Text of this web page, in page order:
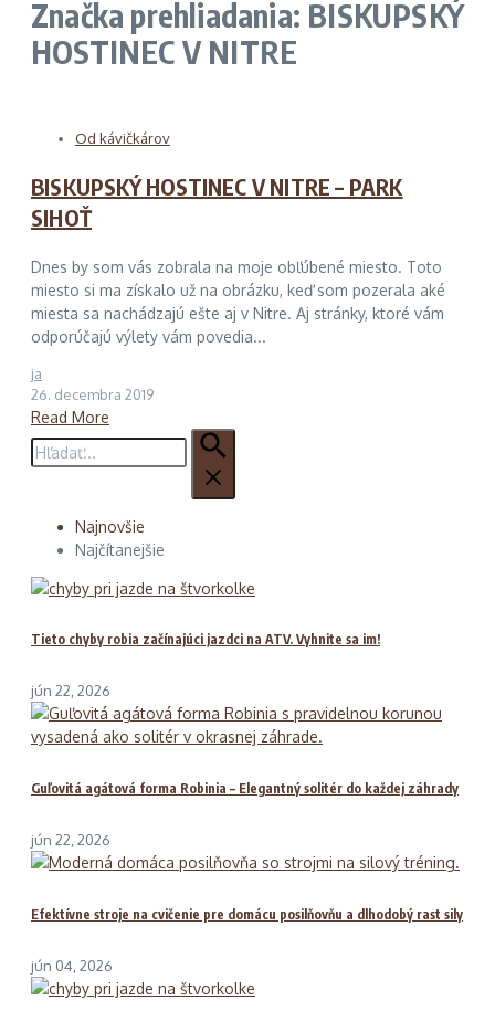
Značka prehliadania: BISKUPSKÝ
HOSTINEC V NITRE
Od kávičkárov
BISKUPSKÝ HOSTINEC V NITRE – PARK
SIHOŤ
Dnes by som vás zobrala na moje obľúbené miesto. Toto
miesto si ma získalo už na obrázku, keď som pozerala aké
miesta sa nachádzajú ešte aj v Nitre. Aj stránky, ktoré vám
odporúčajú výlety vám povedia...
ja
26. decembra 2019
Read More
Hľadať:
Najnovšie
Najčítanejšie
Tieto chyby robia začínajúci jazdci na ATV. Vyhnite sa im!
jún 22, 2026
Guľovitá agátová forma Robinia – Elegantný solitér do každej záhrady
jún 22, 2026
Efektívne stroje na cvičenie pre domácu posilňovňu a dlhodobý rast sily
jún 04, 2026